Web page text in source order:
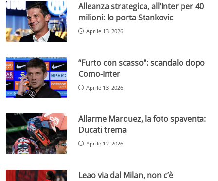
Alleanza strategica, all’Inter per 40
milioni: lo porta Stankovic
Aprile 13, 2026
“Furto con scasso”: scandalo dopo
Como-Inter
Aprile 13, 2026
Allarme Marquez, la foto spaventa:
Ducati trema
Aprile 12, 2026
Leao via dal Milan, non c’è